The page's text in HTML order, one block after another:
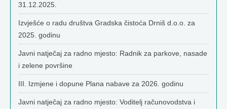
31.12.2025.
Izvješće o radu društva Gradska čistoća Drniš d.o.o. za
2025. godinu
Javni natječaj za radno mjesto: Radnik za parkove, nasade
i zelene površine
III. Izmjene i dopune Plana nabave za 2026. godinu
Javni natječaj za radno mjesto: Voditelj računovodstva i